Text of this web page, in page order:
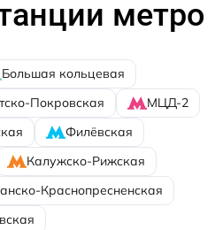
метро
Большая кольцевая
Покровская
МЦД-2
Филёвская
Калужско-Рижская
Краснопресненская